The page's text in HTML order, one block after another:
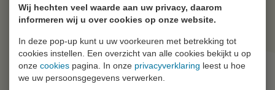
Wij hechten veel waarde aan uw privacy, daarom
informeren wij u over cookies op onze website.
In deze pop-up kunt u uw voorkeuren met betrekking tot
cookies instellen. Een overzicht van alle cookies bekijkt u op
onze cookies pagina. In onze privacyverklaring leest u hoe
we uw persoonsgegevens verwerken.